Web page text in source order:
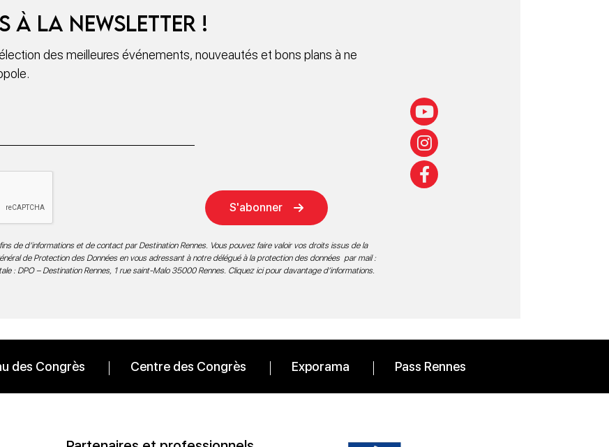
à la newsletter !
des meilleures événements, nouveautés et bons plans à ne
S'abonner
de d’informations et de contact par Destination Rennes. Vous pouvez faire valoir vos droits issus de la
de Protection des Données en vous adressant à notre délégué à la protection des données par mail :
: DPO – Destination Rennes, 1 rue saint-Malo 35000 Rennes. Cliquez ici pour davantage d’informations.
des Congrès Centre des Congrès Exporama Pass Rennes